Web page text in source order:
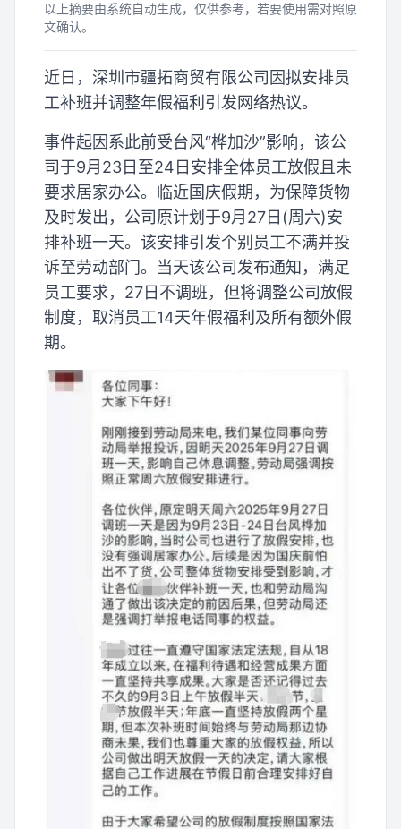
以上摘要由系统自动生成，仅供参考，若要使用需对照原
文确认。
近日，深圳市疆拓商贸有限公司因拟安排员
工补班并调整年假福利引发网络热议。
事件起因系此前受台风“桦加沙”影响，该公
司于9月23日至24日安排全体员工放假且未
要求居家办公。临近国庆假期，为保障货物
及时发出，公司原计划于9月27日(周六)安
排补班一天。该安排引发个别员工不满并投
诉至劳动部门。当天该公司发布通知，满足
员工要求，27日不调班，但将调整公司放假
制度，取消员工14天年假福利及所有额外假
期。